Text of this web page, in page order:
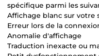
spécifique parmi les
Affichage blanc sur votre
Erreur lors de la
Anomalie d'affichage
Traduction inexacte ou